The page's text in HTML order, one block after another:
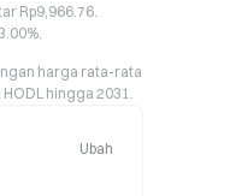
Rp9,966.76.
harga rata-rata
hingga 2031.
Ubah